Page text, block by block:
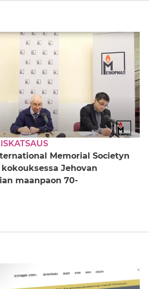
Memorial Societyn
Jehovan
maanpaon 70-